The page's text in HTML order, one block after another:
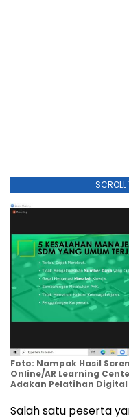
SCROLL
Foto: Nampak Hasil
Online/AR Learning
Adakan Pelatihan
Salah satu peserta